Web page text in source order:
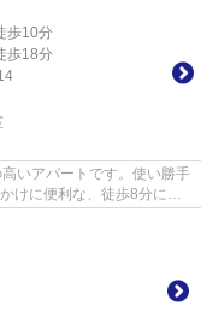
歩10分
歩18分
いアパートです。使い勝手
けに便利な、徒歩8分に駅